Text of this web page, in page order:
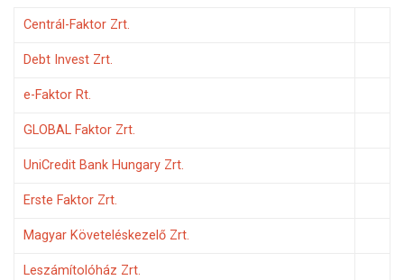
Centrál-Faktor Zrt.
Debt Invest Zrt.
e-Faktor Rt.
GLOBAL Faktor Zrt.
UniCredit Bank Hungary Zrt.
Erste Faktor Zrt.
Magyar Követeléskezelő Zrt.
Leszámítolóház Zrt.